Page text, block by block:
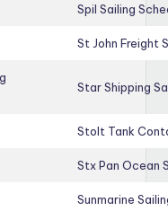
Spil Sailing
St John Freight
Star Shipping
Stolt Tank
Stx Pan Ocean
Sunmarine